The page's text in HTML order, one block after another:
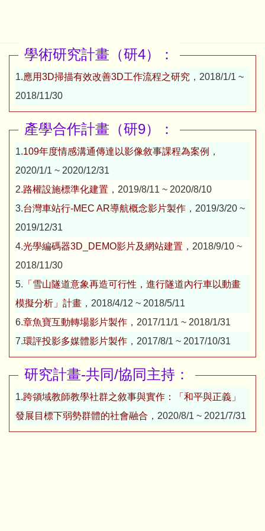
學術研究計畫（研4）：
1.應用3D掃描有效改善3D工作流程之研究 ，2018/1/1 ~
2018/11/30
產學合作計畫（研9）：
1.109年度情感溝通傳達以影像敘事課程為案例 ，
2020/1/1 ~ 2020/12/31
2.路權設施標準化建置 ，2019/8/11 ~ 2020/8/10
3.台灣車站行-MEC AR導航概念影片製作 ，2019/3/20 ~
2019/12/31
4.光學編碼器3D_DEMO影片及網站建置 ，2018/9/10 ~
2018/11/30
5. 「雪山隧道意象再造可行性，進行隧道內行車以動畫
模擬分析」計畫 ，2018/4/12 ~ 2018/5/11
6.章魚寶互動轉場影片製作 ，2017/11/1 ~ 2018/1/31
7.環評投影多媒體影片製作 ，2017/8/1 ~ 2017/10/31
研究計畫-共同/協同主持：
1.跨領域教師教學社群之敘事與實作：「和平與正義」
發展目標下弱勢群體的社會融合 ，2020/8/1 ~ 2021/7/31